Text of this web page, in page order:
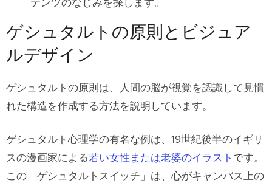
テンツのなじみを探します。
ゲシュタルトの原則とビジュア
ルデザイン
ゲシュタルトの原則は、人間の脳が視覚を認識して見慣
れた構造を作成する方法を説明しています。
ゲシュタルト心理学の有名な例は、19世紀後半のイギリ
スの漫画家による若い女性または老婆のイラスト です。
この「ゲシュタルトスイッチ」は、心がキャンバス上の